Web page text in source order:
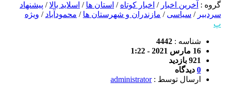
گروه : آخرین اخبار / اخبار کوتاه / استان ها / اسلاید بالا/ پیشنهاد
سردبیر / سیاسی / مازندران و شهرستان ها / محمودآباد / ویژه
پ
شناسه : 4442
16 مارس 2021 - 1:22
921 بازدید
0 دیدگاه
ارسال توسط :administrator